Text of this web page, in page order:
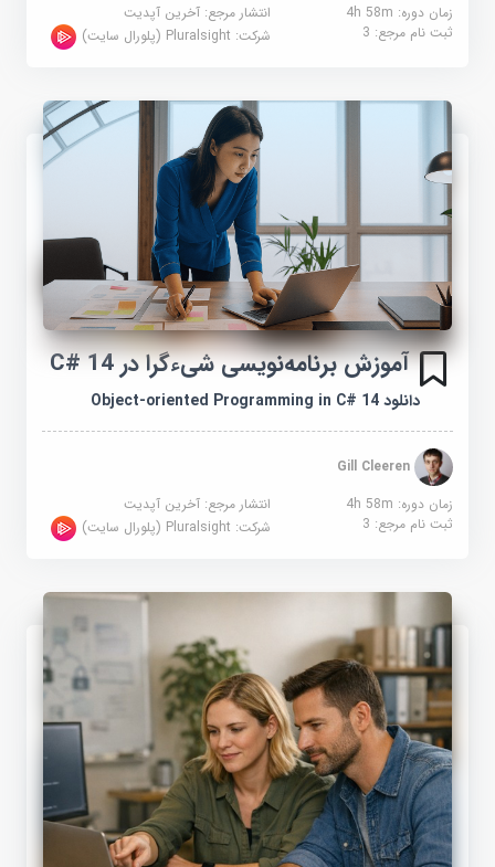
زمان دوره: 4h 58m
انتشار مرجع:آخرین آپدیت
ثبت نام مرجع:3 شرکت:Pluralsight (پلورال سایت)
آموزش برنامه‌نویسی شیءگرا در C# 14
دانلود Object-oriented Programming in C# 14
Gill Cleeren
زمان دوره: 4h 58m
انتشار مرجع:آخرین آپدیت
ثبت نام مرجع:3 شرکت:Pluralsight (پلورال سایت)